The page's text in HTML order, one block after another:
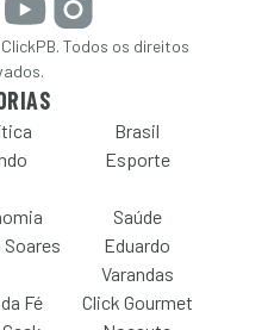
Todos os direitos
Brasil
Esporte
Saúde
Eduardo
Varandas
Fé
Click Gourmet